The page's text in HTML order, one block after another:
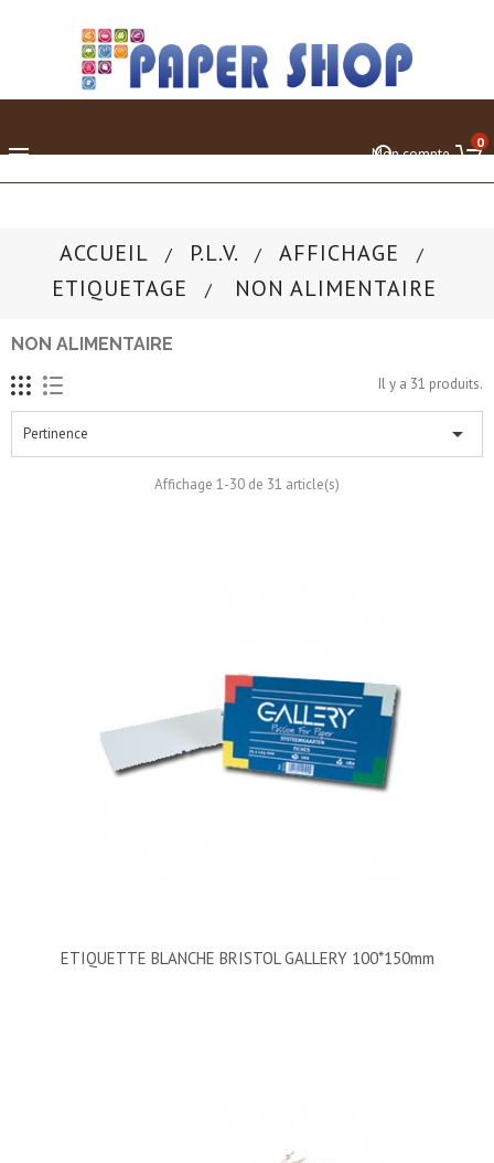
 0
Mon compte
ACCUEIL P.L.V.
AFFICHAGE
ETIQUETAGE
NON ALIMENTAIRE
NON ALIMENTAIRE
Il y a 31 produits.
Pertinence 
Affichage 1-30 de 31 article(s)
ETIQUETTE BLANCHE BRISTOL GALLERY 100*150mm